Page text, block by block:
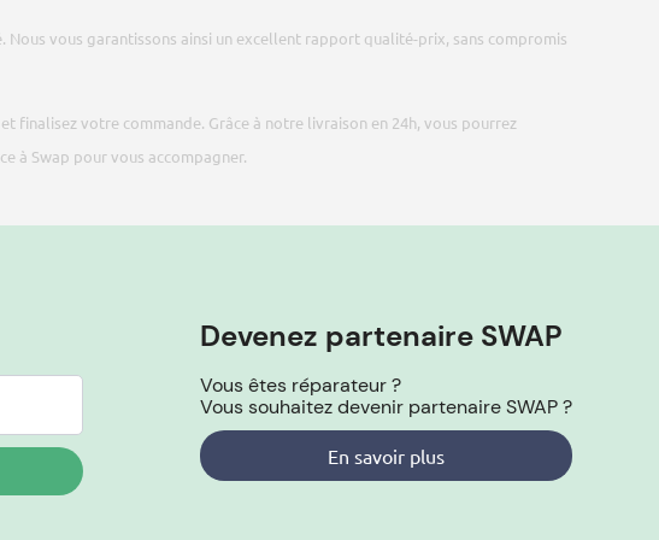
vous garantissons ainsi un excellent rapport qualité-prix, sans compromis
finalisez votre commande. Grâce à notre livraison en 24h, vous pourrez
à Swap pour vous accompagner.
Devenez partenaire SWAP
Vous êtes réparateur ?
Vous souhaitez devenir partenaire SWAP ?
En savoir plus